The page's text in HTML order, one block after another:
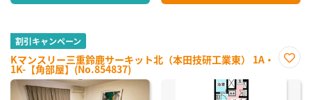
割引キャンペーン
Kマンスリー三重鈴鹿サーキット北（本田技研工業東） 1A・
1K-【角部屋】(No.854837)
に入